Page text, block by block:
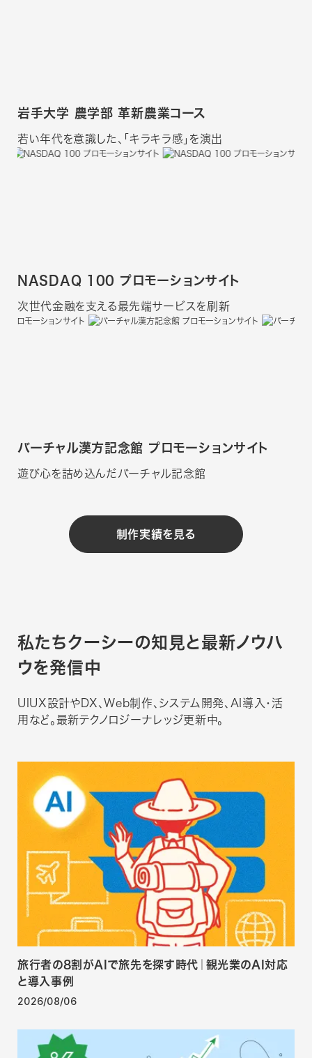
岩手大学 農学部 革新農業コース
若い年代を意識した、「キラキラ感」を演出
NASDAQ 100 プロモーションサイト
次世代金融を支える最先端サービスを刷新
バーチャル漢方記念館 プロモーションサイト
遊び心を詰め込んだバーチャル記念館
制作実績を見る
私たちクーシーの知見と 最新ノウハ
ウを発信中
UIUX設計やDX、Web制作、システム開発、AI導入・活
用など。最新テクノロジーナレッジ更新中。
旅行者の8割がAIで旅先を探す時代｜観光業のAI対応
と導入事例
2026/08/06